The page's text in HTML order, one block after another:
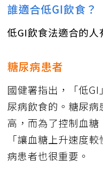
誰適合低GI飲食？
低GI飲食法適合的人
糖尿病患者
國健署指出，「低
尿病飲食的。糖尿
高，而為了控制血
「讓血糖上升速度
病患者也很重要。